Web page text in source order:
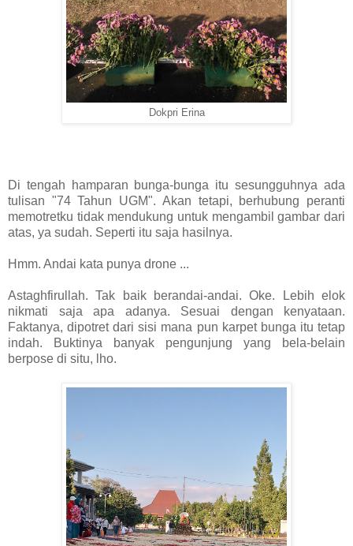
Dokpri Erina
Di tengah hamparan bunga-bunga itu sesungguhnya ada
tulisan "74 Tahun UGM". Akan tetapi, berhubung peranti
memotretku tidak mendukung untuk mengambil gambar dari
atas, ya sudah. Seperti itu saja hasilnya.
Hmm. Andai kata punya drone ...
Astaghfirullah. Tak baik berandai-andai. Oke. Lebih elok
nikmati saja apa adanya. Sesuai dengan kenyataan.
Faktanya, dipotret dari sisi mana pun karpet bunga itu tetap
indah. Buktinya banyak pengunjung yang bela-belain
berpose di situ, lho.